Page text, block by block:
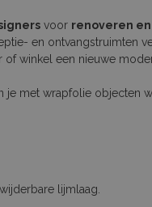
voor renoveren
en ontvangstruimten
winkel een nieuwe
met wrapfolie objecten
lijmlaag.